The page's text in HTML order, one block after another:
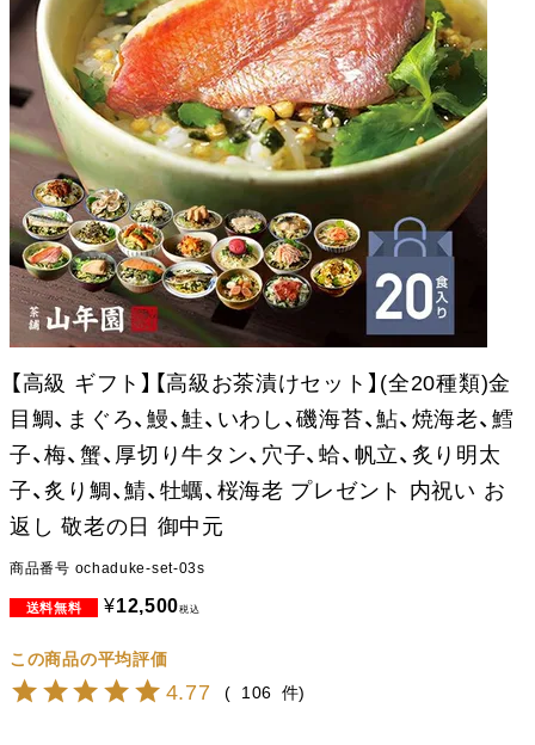
【高級 ギフト】【高級お茶漬けセット】(全20種類)金
目鯛、まぐろ、鰻、鮭、いわし、磯海苔、鮎、焼海老、鱈
子、梅、蟹、厚切り牛タン、穴子、蛤、帆立、炙り明太
子、炙り鯛、鯖、牡蠣、桜海老 プレゼント 内祝い お
返し 敬老の日 御中元
商品番号 ochaduke-set-03s
¥12,500税込
4.77 106